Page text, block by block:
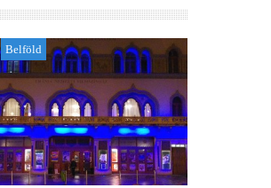
Belföld